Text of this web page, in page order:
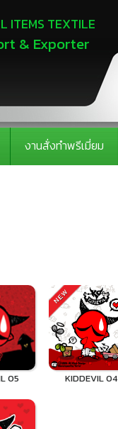
ITEMS TEXTILE
& Exporter
งานสั่งทำพรีเมี่ยม
05 KIDDEVIL 04